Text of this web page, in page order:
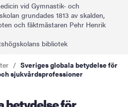
vid Gymnastik- och
grundades 1813 av skalden,
och fäktmästaren Pehr Henrik
bibliotek
Sveriges globala betydelse för
sjukvårdsprofessioner